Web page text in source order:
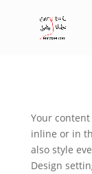
Your
inline or in
also style
Design